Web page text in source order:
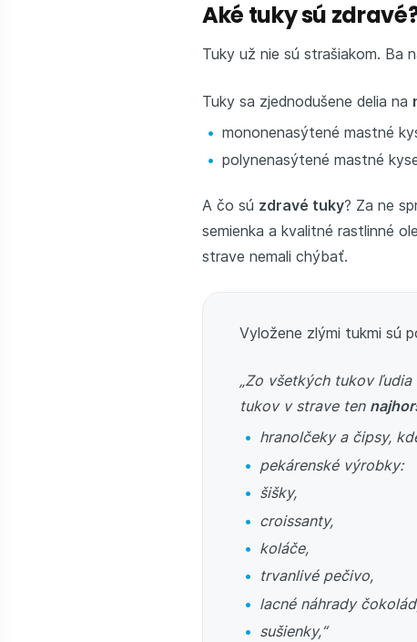
Aké tuky sú
Tuky už nie sú strašiakom. Ba
Tuky sa zjednodušene delia na
mononenasýtené mastné
polynenasýtené mastné
A čo sú zdravé tuky? Za ne
semienka a kvalitné rastlinné
strave nemali chýbať.
Vyložene zlými tukmi sú
„Zo všetkých tukov
tukov v strave ten
hranolčeky a čipsy,
pekárenské výrobky:
šišky,
croissanty,
koláče,
trvanlivé pečivo,
lacné náhrady
sušienky,“